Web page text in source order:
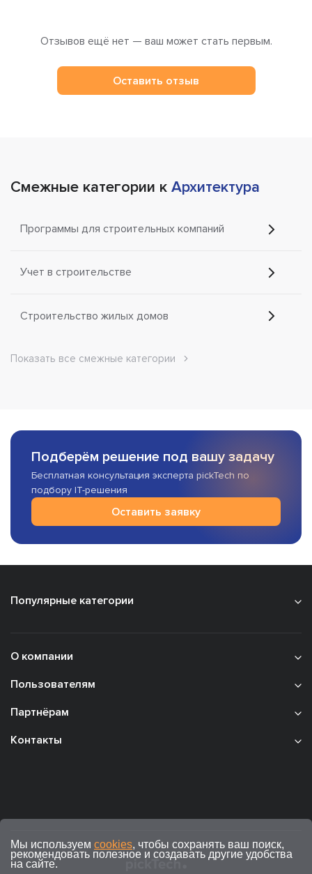
Отзывов ещё нет — ваш может стать первым.
Оставить отзыв
Смежные категории к Архитектура
Программы для строительных компаний
Учет в строительстве
Строительство жилых домов
Показать все смежные категории
Подберём решение под вашу задачу
Бесплатная консультация эксперта pickTech по
подбору IT-решения
Оставить заявку
Популярные категории
О компании
Пользователям
Партнёрам
Контакты
Мы используем cookies, чтобы сохранять ваш поиск,
рекомендовать полезное и создавать другие удобства
на сайте.